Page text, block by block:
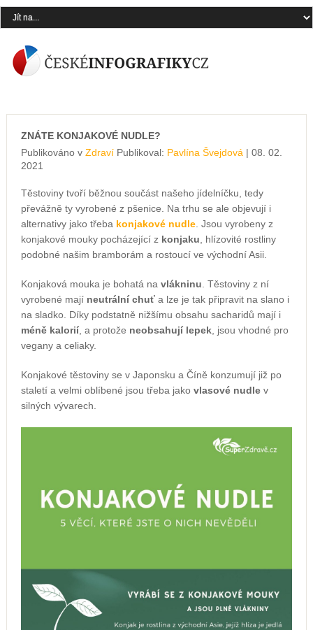
ZNÁTE KONJAKOVÉ NUDLE?
Publikováno v ZdravíPublikoval: Pavlína Švejdová | 08. 02.
2021
Těstoviny tvoří běžnou součást našeho jídelníčku, tedy
převážně ty vyrobené z pšenice. Na trhu se ale objevují i
alternativy jako třeba konjakové nudle. Jsou vyrobeny z
konjakové mouky pocházející z konjaku , hlízovité rostliny
podobné našim bramborám a rostoucí ve východní Asii.
Konjaková mouka je bohatá na vlákninu . Těstoviny z ní
vyrobené mají neutrální chuťa lze je tak připravit na slano i
na sladko. Díky podstatně nižšímu obsahu sacharidů mají i
méně kalorií, a protože neobsahují lepek, jsou vhodné pro
vegany a celiaky.
Konjakové těstoviny se v Japonsku a Číně konzumují již po
staletí a velmi oblíbené jsou třeba jako vlasové nudlev
silných vývarech.